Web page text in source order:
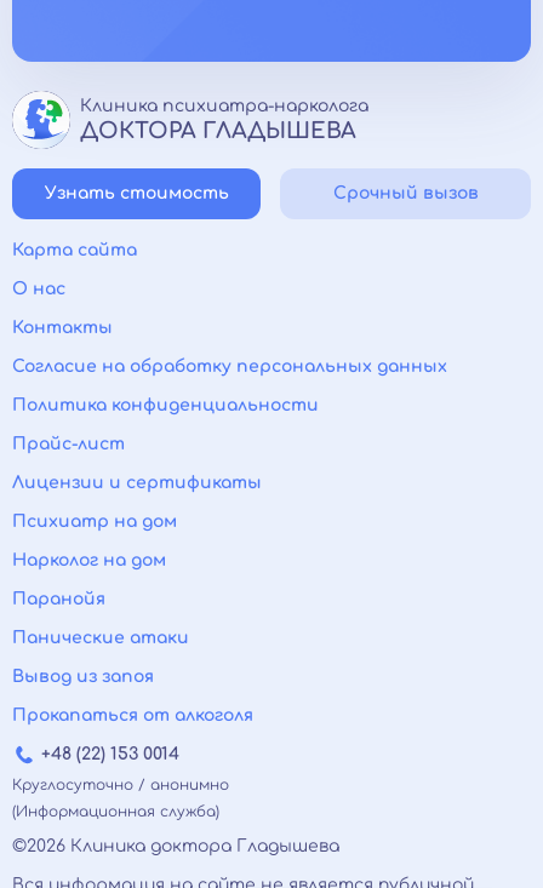
Клиника психиатра-нарколога
ДОКТОРА ГЛАДЫШЕВА
Узнать стоимость Срочный вызов
Карта сайта
О нас
Контакты
Согласие на обработку персональных данных
Политика конфиденциальности
Прайс-лист
Лицензии и сертификаты
Психиатр на дом
Нарколог на дом
Паранойя
Панические атаки
Вывод из запоя
Прокапаться от алкоголя
+48 (22) 153 0014
Круглосуточно / анонимно
(Информационная служба)
©2026 Клиника доктора Гладышева